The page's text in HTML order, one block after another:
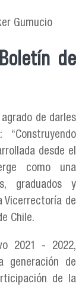
Gumucio
de
de darles
desde el
como una
graduados y
Vicerrectoría de
Chile.
2021 - 2022,
generación de
de la